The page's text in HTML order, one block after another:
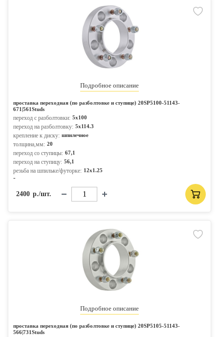
Подробное описание
проставка переходная (по разболтовке и ступице) 20SP5100-51143-
671|561Studs
переход с разболтовки: 5x100
переход на разболтовку: 5x114.3
крепление к диску: шпилечное
толщина,мм: 20
переход со ступицы: 67,1
переход на ступицу: 56,1
резьба на шпильке/футорке: 12x1.25
-
2400 р./шт.
Подробное описание
проставка переходная (по разболтовке и ступице) 20SP5105-51143-
566|731Studs